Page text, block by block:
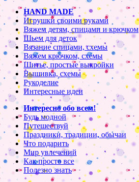
HAND MADE
Игрушки своими руками
Вяжем детям, спицами и крючком
Шьем для деток
Вязание спицами, схемы
Вяжем крючком, схемы
Шитье, простые выкройки
Вышивка, схемы
Рукоделие
Интересные идеи
Интересно обо всем!
Будь модной
Путешествуй
Праздники, традиции, обычаи
Что подарить
Мир увлечений
Как просто все
Полезно знать